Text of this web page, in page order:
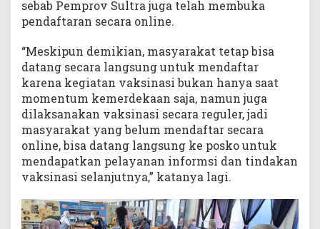
sebab Pemprov Sultra juga telah membuka
pendaftaran secara online.
“Meskipun demikian, masyarakat tetap bisa
datang secara langsung untuk mendaftar
karena kegiatan vaksinasi bukan hanya saat
momentum kemerdekaan saja, namun juga
dilaksanakan vaksinasi secara reguler, jadi
masyarakat yang belum mendaftar secara
online, bisa datang langsung ke posko untuk
mendapatkan pelayanan informsi dan tindakan
vaksinasi selanjutnya,” katanya lagi.